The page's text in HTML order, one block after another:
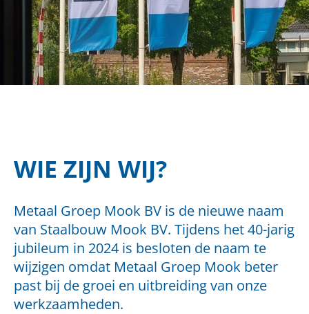
WIE ZIJN WIJ?
Metaal Groep Mook BV is de nieuwe naam
van Staalbouw Mook BV. Tijdens het 40-jarig
jubileum in 2024 is besloten de naam te
wijzigen omdat Metaal Groep Mook beter
past bij de groei en uitbreiding van onze
werkzaamheden.